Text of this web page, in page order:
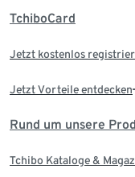
TchiboCard
Jetzt kostenlos
Jetzt Vorteile entdecken
Rund um unsere
Tchibo Kataloge &